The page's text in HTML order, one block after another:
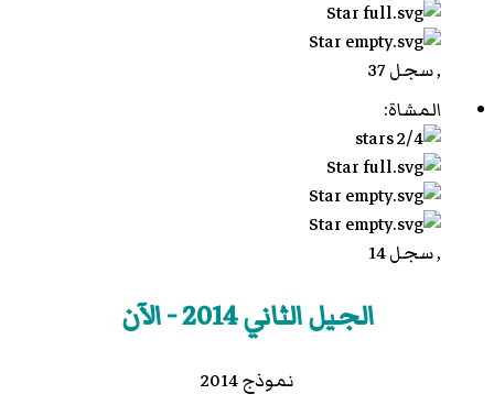
, سجل 37
المشاة:
, سجل 14
الجيل الثاني 2014 - الآن
نموذج 2014